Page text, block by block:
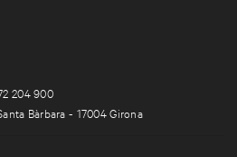
204 900
Bàrbara - 17004 Girona